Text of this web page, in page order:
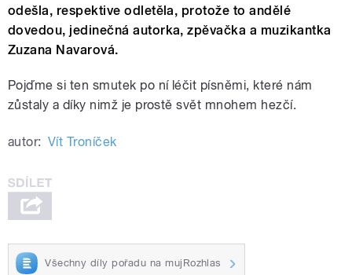
odešla, respektive odletěla, protože to andělé
dovedou, jedinečná autorka, zpěvačka a muzikantka
Zuzana Navarová.
Pojďme si ten smutek po ní léčit písněmi, které nám
zůstaly a díky nimž je prostě svět mnohem hezčí.
autor: Vít Troníček
Všechny díly pořadu na mujRozhlas